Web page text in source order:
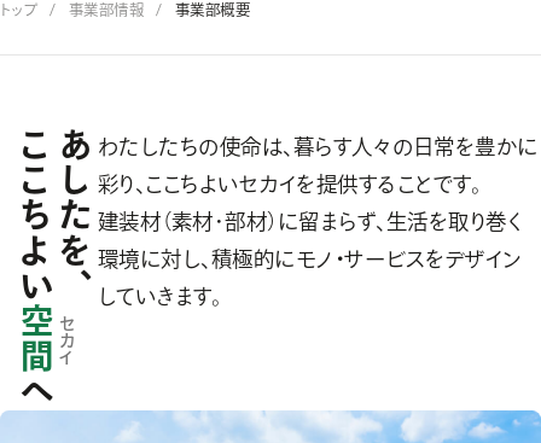
トップ 事業部情報 事業部概要
ここちよい
空間
へ
セカイ
あしたを、 わたしたちの使命は、暮らす人々の日常を豊かに
彩り、 ここちよいセカイを提供することです。
建装材（素材･部材）に留まらず、生活を取り巻く
環境に対し、 積極的にモノ・サービスをデザイン
していきます。